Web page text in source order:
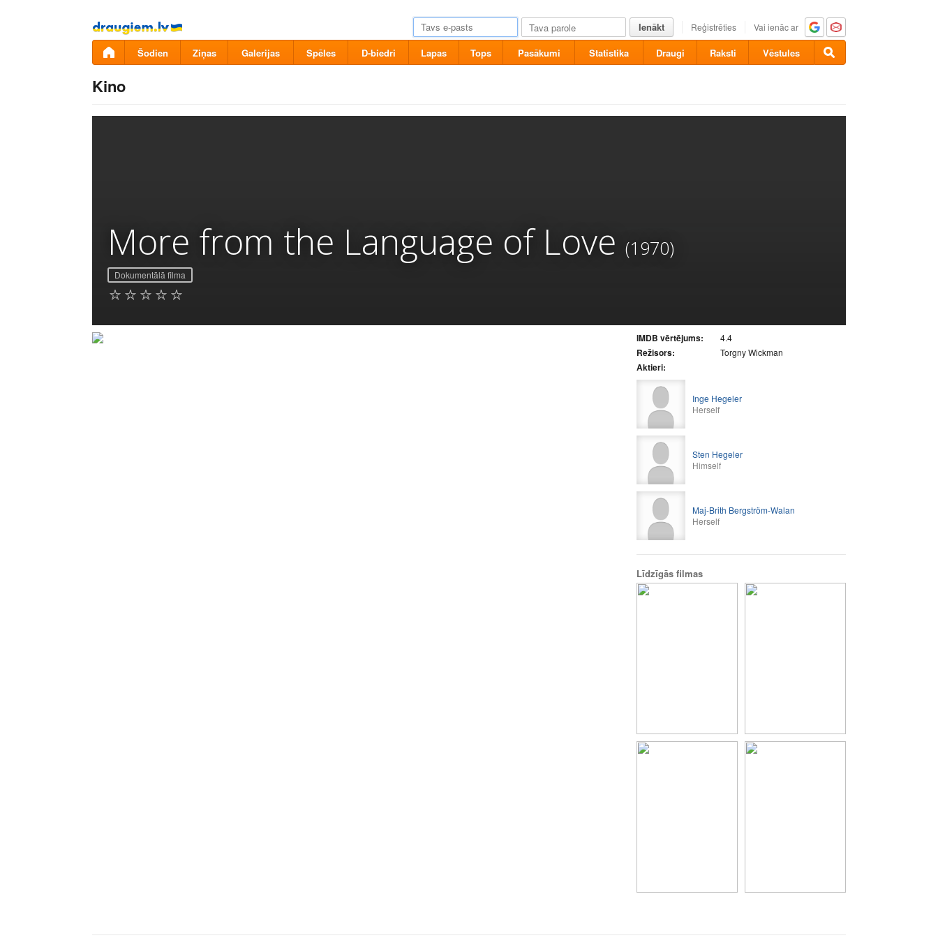
Pāriet
uz
saturu
Ienākt Reģistrēties Vai ienāc ar
Šodien Ziņas Galerijas Spēles D-biedri Lapas Tops Pasākumi Statistika Draugi Raksti Vēstules
Kino
More from the Language of Love (1970)
Dokumentālā filma
IMDB vērtējums: 4.4
Režisors: Torgny Wickman
Aktieri:
Inge Hegeler
Herself
Sten Hegeler
Himself
Maj-Brith Bergström-Walan
Herself
Līdzīgās filmas